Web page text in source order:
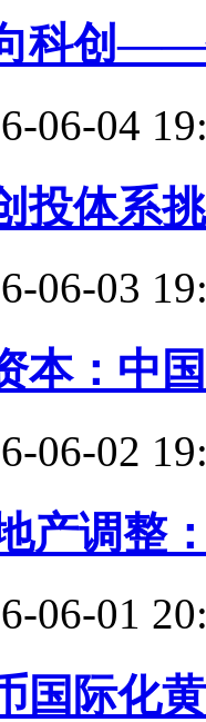
科创
06-04
投体系
06-03
本：中
06-02
产调整
06-01
国际化